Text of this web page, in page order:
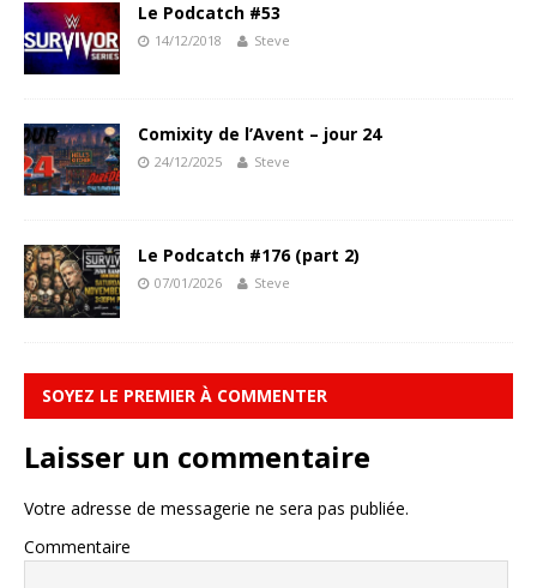
Le Podcatch #53
14/12/2018 Steve
Comixity de l’Avent – jour 24
24/12/2025 Steve
Le Podcatch #176 (part 2)
07/01/2026 Steve
SOYEZ LE PREMIER À COMMENTER
Laisser un commentaire
Votre adresse de messagerie ne sera pas publiée.
Commentaire